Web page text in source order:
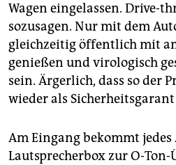
Wagen eingelassen. Drive-
sozusagen. Nur mit dem
gleichzeitig öffentlich mit
genießen und virologisch
sein. Ärgerlich, dass so der
wieder als
Am Eingang bekommt
Lautsprecherbox zur O-